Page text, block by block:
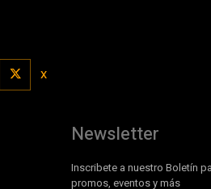
X
Newsletter
Inscribete a nuestro Boletín
promos, eventos y más